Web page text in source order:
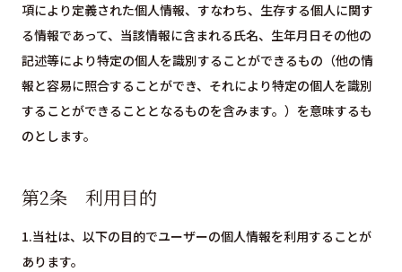
項により定義された個人情報、すなわち、生存する個人に関す
る情報であって、当該情報に含まれる氏名、生年月日その他の
記述等により特定の個人を識別することができるもの（他の情
報と容易に照合することができ、それにより特定の個人を識別
することができることとなるものを含みます。）を意味するも
のとします。
第2条 利用目的
1.当社は、以下の目的でユーザーの個人情報を利用することが
あります。